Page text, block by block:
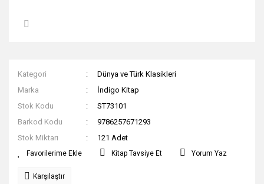
Kategori
Dünya ve Türk Klasikleri
Marka
İndigo Kitap
Stok Kodu
ST73101
Barkod Kodu
9786257671293
Stok Miktarı
121 Adet
Kitap Tavsiye Et Yorum Yaz
Karşılaştır